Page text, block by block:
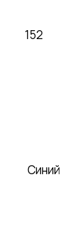
152
Синий